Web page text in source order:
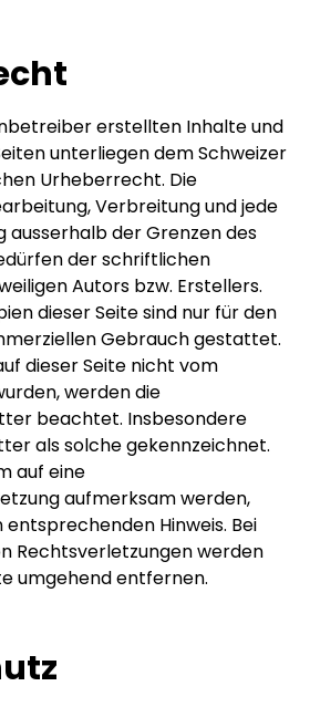
erstellten Inhalte und
unterliegen dem Schweizer
Urheberrecht. Die
Verbreitung und jede
der Grenzen des
der schriftlichen
Autors bzw. Erstellers.
dieser Seite sind nur für den
Gebrauch gestattet.
dieser Seite nicht vom
werden die
beachtet. Insbesondere
als solche gekennzeichnet.
auf eine
aufmerksam werden,
Hinweis. Bei
Rechtsverletzungen werden
umgehend entfernen.